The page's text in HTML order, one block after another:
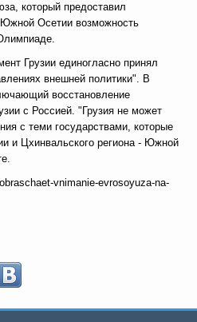
который предоставил
Осетии возможность
Грузии единогласно принял
внешней политики". В
восстановление
с Россией. "Грузия не может
с теми государствами, которые
и Цхинвальского региона - Южной
vnimanie-evrosoyuza-na-